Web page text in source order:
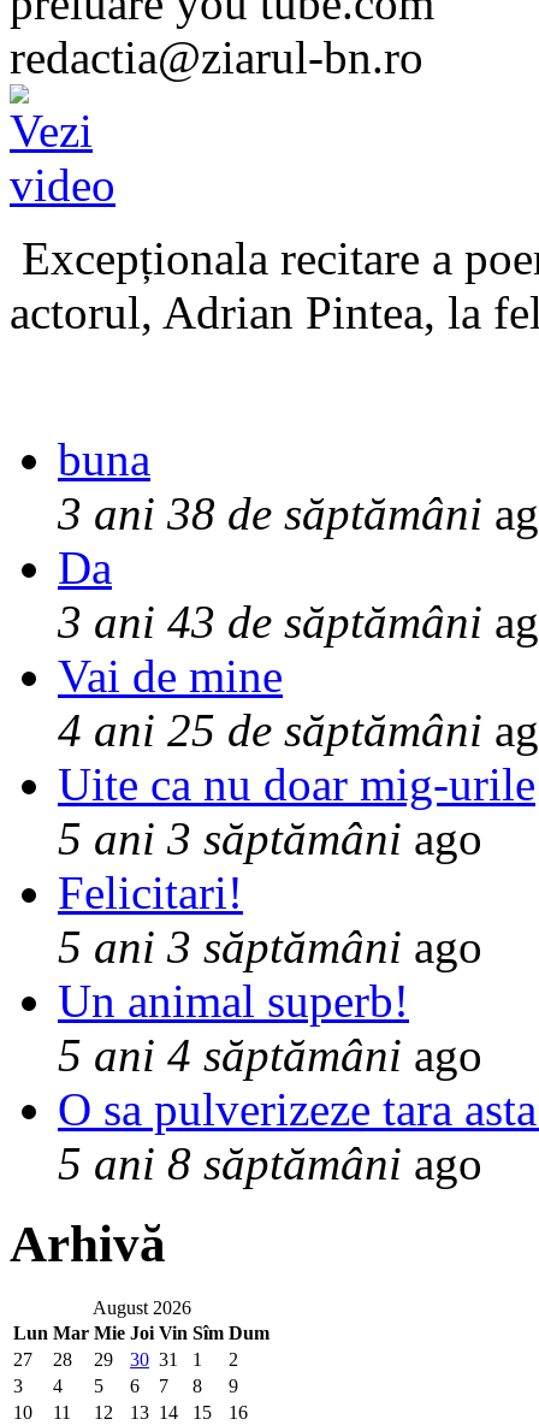
redactia@ziarul-bn.ro
Excepționala recitare a
actorul, Adrian Pintea, la
buna
3 ani 38 de săptămâni
Da
3 ani 43 de săptămâni
Vai de mine
4 ani 25 de săptămâni
Uite ca nu doar mig-urile
5 ani 3 săptămâni ago
Felicitari!
5 ani 3 săptămâni ago
Un animal superb!
5 ani 4 săptămâni ago
O sa pulverizeze tara
5 ani 8 săptămâni ago
Arhivă
August 2026
Lun Mar Mie Joi Vin Sîm Dum
27
28 29 30 31 1
2
3
4 5 6 7 8
9
10
11 12 13 14 15
16